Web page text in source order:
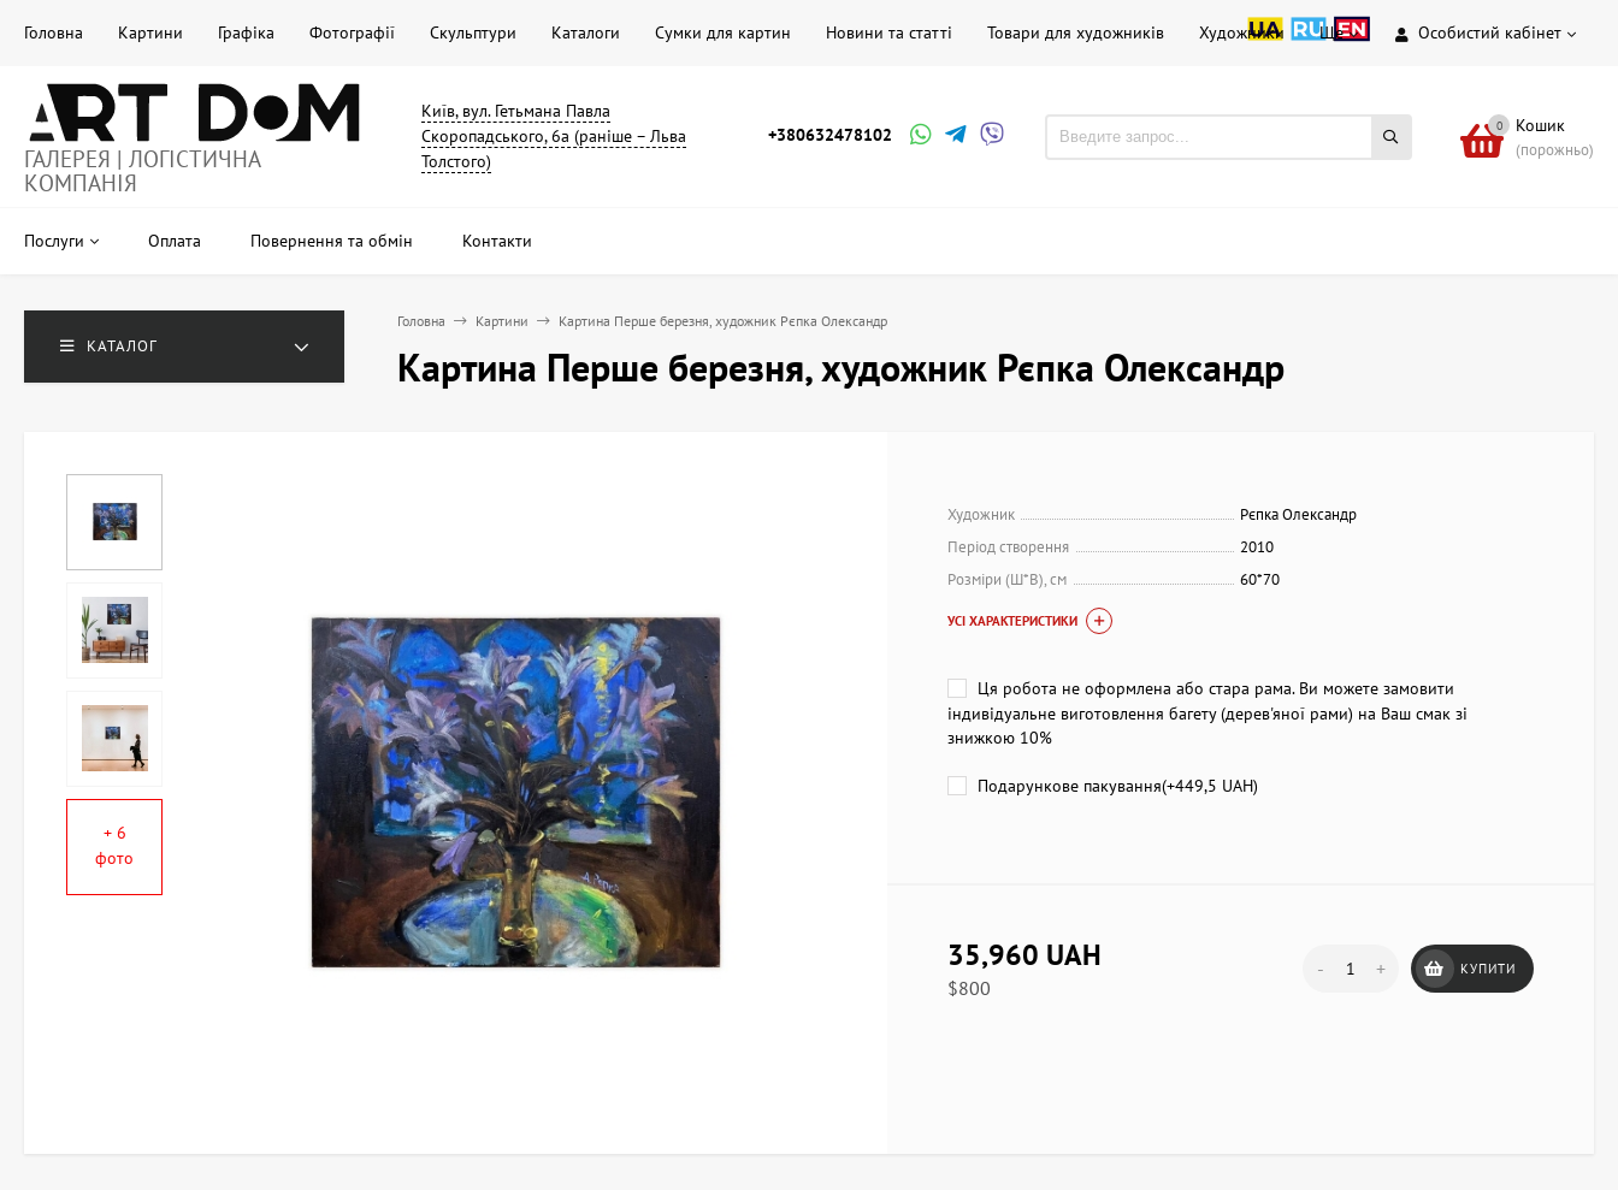
Особистий кабінет
Головна Картини Графіка Фотографії Скульптури Каталоги Сумки для картин Новини та статті Товари для художників Художники Ще
ГАЛЕРЕЯ | ЛОГІСТИЧНА
КОМПАНІЯ
Київ, вул. Гетьмана Павла
Скоропадського, 6а (раніше – Льва
Толстого)
+380632478102 0 Кошик
(порожньо)
Послуги Оплата Повернення та обмін Контакти
КАТАЛОГ
Головна Картини Картина Перше березня, художник Рєпка Олександр
Картина Перше березня, художник Рєпка Олександр
+ 6
фото
Художник
Рєпка Олександр
Період створення
2010
Розміри (Ш*В), см
60*70
УСІ ХАРАКТЕРИСТИКИ
Ця робота не оформлена або стара рама. Ви можете замовити
індивідуальне виготовлення багету (дерев'яної рами) на Ваш смак зі
знижкою 10%
Подарункове пакування(+449,5 UAH)
35,960 UAH
$800
- + КУПИТИ